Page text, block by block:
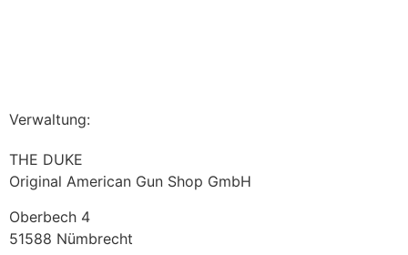
Verwaltung:
THE DUKE
Original American Gun Shop GmbH
Oberbech 4
51588 Nümbrecht